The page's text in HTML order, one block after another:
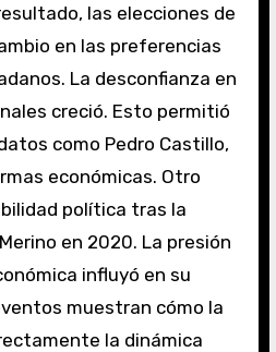
las elecciones de
en las preferencias
La desconfianza en
creció. Esto permitió
como Pedro Castillo,
económicas. Otro
política tras la
en 2020. La presión
influyó en su
muestran cómo la
la dinámica